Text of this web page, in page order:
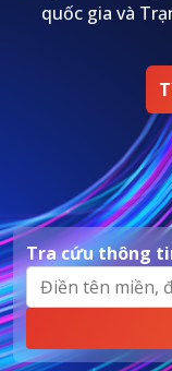
quốc gia và
Tra cứu thông